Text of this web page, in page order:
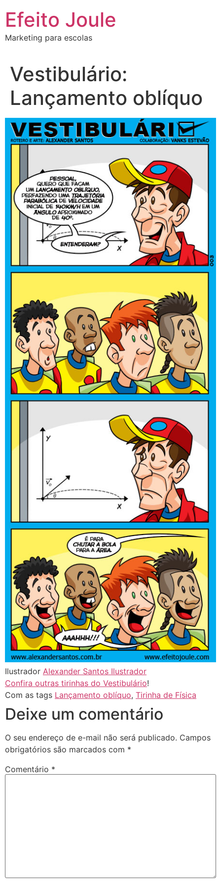
para
conteúdo
Efeito Joule
Marketing para escolas
Vestibulário:
Lançamento oblíquo
Ilustrador Alexander Santos Ilustrador
Confira outras tirinhas do Vestibulário!
Com as tags Lançamento oblíquo, Tirinha de Física
Deixe um comentário
O seu endereço de e-mail não será publicado. Campos
obrigatórios são marcados com *
Comentário *